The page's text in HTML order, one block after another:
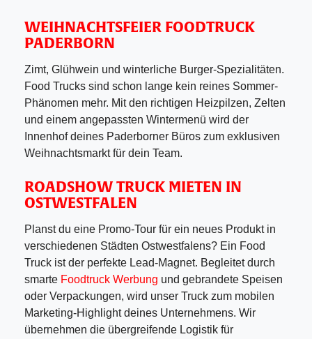
WEIHNACHTSFEIER FOODTRUCK
PADERBORN
Zimt, Glühwein und winterliche Burger-Spezialitäten.
Food Trucks sind schon lange kein reines Sommer-
Phänomen mehr. Mit den richtigen Heizpilzen, Zelten
und einem angepassten Wintermenü wird der
Innenhof deines Paderborner Büros zum exklusiven
Weihnachtsmarkt für dein Team.
ROADSHOW TRUCK MIETEN IN
OSTWESTFALEN
Planst du eine Promo-Tour für ein neues Produkt in
verschiedenen Städten Ostwestfalens? Ein Food
Truck ist der perfekte Lead-Magnet. Begleitet durch
smarte Foodtruck Werbung und gebrandete Speisen
oder Verpackungen, wird unser Truck zum mobilen
Marketing-Highlight deines Unternehmens. Wir
übernehmen die übergreifende Logistik für